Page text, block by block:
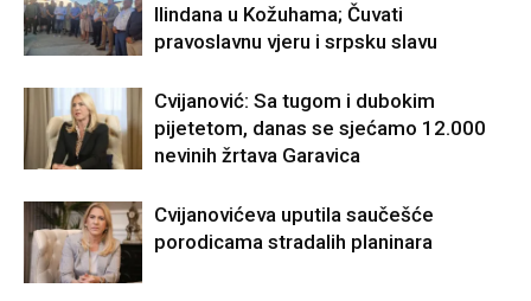
Ilindana u Kožuhama; Čuvati
pravoslavnu vjeru i srpsku slavu
Cvijanović: Sa tugom i dubokim
pijetetom, danas se sjećamo 12.000
nevinih žrtava Garavica
Cvijanovićeva uputila saučešće
porodicama stradalih planinara